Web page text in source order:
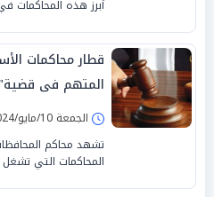
أبرز هذه المحاكمات في
قطار محاكمات
المتهم فى قضية"
الجمعة 10/مايو/2024 - 08:00 م
تشهد محاكم
المحاكمات التي تشغل